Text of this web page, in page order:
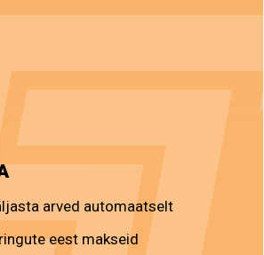
arved automaatselt
eest makseid